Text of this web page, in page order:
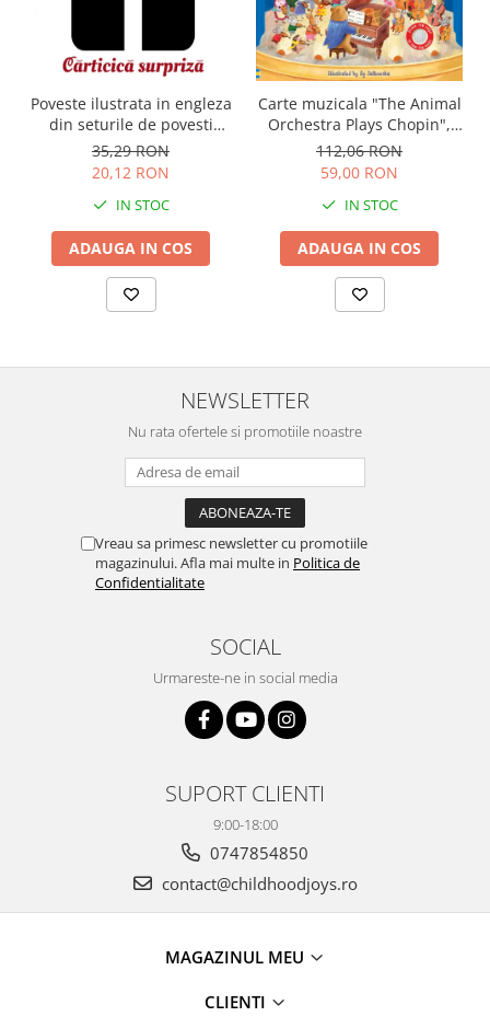
Poveste ilustrata in engleza
din seturile de povesti
Usborne
35,29 RON
20,12 RON
IN STOC
ADAUGA IN COS
Carte muzicala "The Animal
Orchestra Plays Chopin",
cartonata, Usborne
112,06 RON
59,00 RON
IN STOC
ADAUGA IN COS
NEWSLETTER
Nu rata ofertele si promotiile noastre
Vreau sa primesc newsletter cu promotiile
magazinului. Afla mai multe in Politica de
Confidentialitate
SOCIAL
Urmareste-ne in social media
SUPORT CLIENTI
9:00-18:00
0747854850
contact@childhoodjoys.ro
MAGAZINUL MEU
CLIENTI